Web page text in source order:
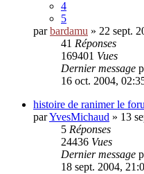
4
5
parbardamu » 22 sept.
41 Réponses
169401 Vues
Dernier message
16 oct. 2004,
histoire de ranimer le
parYvesMichaud » 13
5 Réponses
24436 Vues
Dernier message
18 sept. 2004,